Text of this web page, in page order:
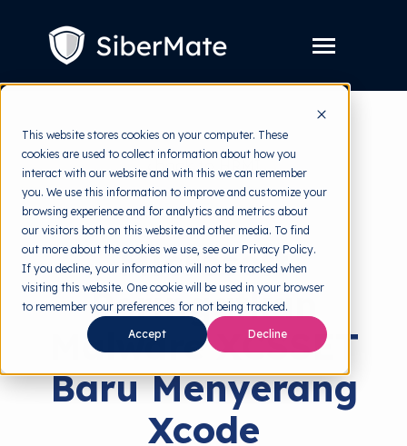
This website stores cookies on your computer. These
cookies are used to collect information about how you
interact with our website and with this we can remember
you. We use this information to improve and customize your
browsing experience and for analytics and metrics about
our visitors both on this website and other media. To find
out more about the cookies we use, see our Privacy Policy.
If you decline, your information will not be tracked when
visiting this website. One cookie will be used in your browser
to remember your preferences for not being tracked.
Accept Decline
Toggle
Layanan
children
for
Layanan
Harga
Resources Toggle
children
for
Resources
Tools Gratis Toggle
children
for
Tools
Tentang
Coba Gratis
back to HRMI
Cyber Threats
Microsoft
Peringatkan
Malware XCSSET
Baru Menyerang
Xcode